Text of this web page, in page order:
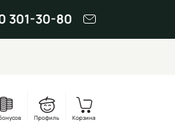
301-30-80
Профиль Корзина